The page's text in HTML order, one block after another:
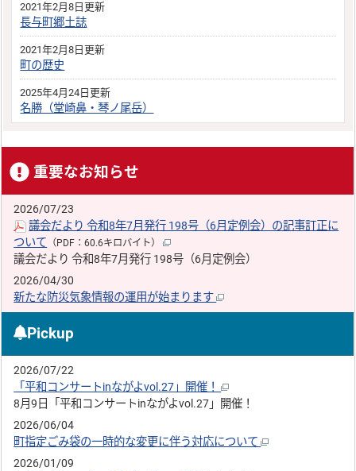
2021年2月8日更新
長与町郷土誌
2021年2月8日更新
町の歴史
2025年4月24日更新
名勝（堂崎鼻・琴ノ尾岳）
重要なお知らせ
2026/07/23
議会だより 令和8年7月発行 198号（6月定例会）の記事訂正に
ついて （PDF：60.6キロバイト）
議会だより 令和8年7月発行 198号（6月定例会）
2026/04/30
新たな防災気象情報の運用が始まります
Pickup
2026/07/22
「平和コンサートinながよvol.27」開催！
8月9日「平和コンサートinながよvol.27」開催！
2026/06/04
町指定ごみ袋の一時的な変更に伴う対応について
2026/01/09